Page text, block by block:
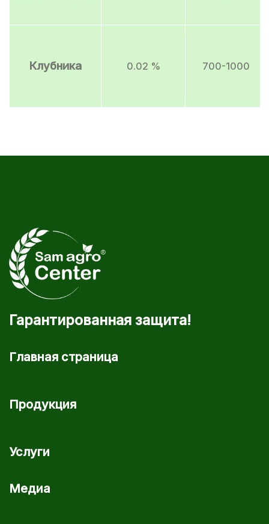
Клубника 0.02 % 700-1000
Гарантированная защита!
Главная страница
Продукция
Услуги
Медиа